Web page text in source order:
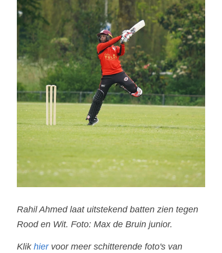
Rahil Ahmed laat uitstekend batten zien tegen
Rood en Wit. Foto: Max de Bruin junior.
Klik hier voor meer schitterende foto's van